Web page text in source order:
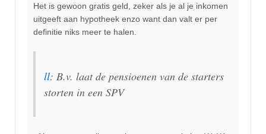
Het is gewoon gratis geld, zeker als je al je inkomen
uitgeeft aan hypotheek enzo want dan valt er per
definitie niks meer te halen.
ll: B.v. laat de pensioenen van de starters
storten in een SPV